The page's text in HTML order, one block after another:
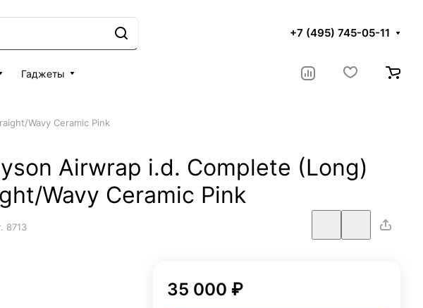
+7 (495) 745-05-11
Гаджеты
Wavy Ceramic Pink
Airwrap i.d. Complete (Long)
Wavy Ceramic Pink
8713
35 000 ₽